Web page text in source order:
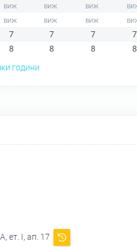
7 7 7
7
8 8 8
8
години
ет. І, ап. 17